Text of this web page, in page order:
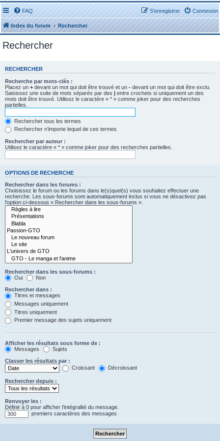
FAQ Connexion
S’enregistrer
Index du forum Rechercher
Rechercher
RECHERCHER
Recherche par mots-clés :
Placez un + devant un mot qui doit être trouvé et un - devant un mot qui doit être exclu.
Saisissez une suite de mots séparés par des | entre crochets si uniquement un des
mots doit être trouvé. Utilisez le caractère « * » comme joker pour des recherches
partielles.
Rechercher tous les termes
Rechercher n’importe lequel de ces termes
Rechercher par auteur :
Utilisez le caractère « * » comme joker pour des recherches partielles.
OPTIONS DE RECHERCHE
Rechercher dans les forums :
Choisissez le forum ou les forums dans le(s)quel(s) vous souhaitez effectuer une
recherche. Les sous-forums sont automatiquement inclus si vous ne désactivez pas
l’option ci-dessous « Rechercher dans les sous-forums ».
Rechercher dans les sous-forums :
Oui
Non
Rechercher dans :
Titres et messages
Messages uniquement
Titres uniquement
Premier message des sujets uniquement
Afficher les résultats sous forme de :
Messages
Sujets
Classer les résultats par :
Croissant
Décroissant
Rechercher depuis :
Renvoyer les :
Définir à 0 pour afficher l’intégralité du message.
premiers caractères des messages